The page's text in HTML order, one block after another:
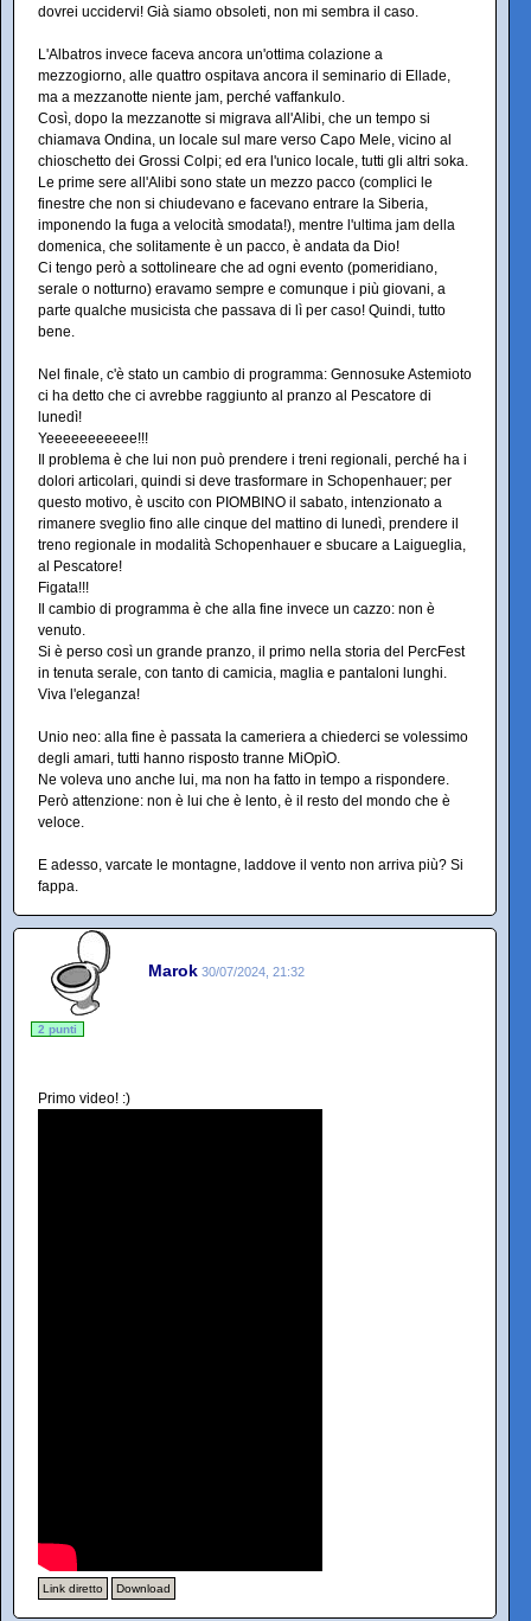
dovrei uccidervi! Già siamo obsoleti, non mi sembra il caso.
L'Albatros invece faceva ancora un'ottima colazione a
mezzogiorno, alle quattro ospitava ancora il seminario di Ellade,
ma a mezzanotte niente jam, perché vaffankulo.
Così, dopo la mezzanotte si migrava all'Alibi, che un tempo si
chiamava Ondina, un locale sul mare verso Capo Mele, vicino al
chioschetto dei Grossi Colpi; ed era l'unico locale, tutti gli altri soka.
Le prime sere all'Alibi sono state un mezzo pacco (complici le
finestre che non si chiudevano e facevano entrare la Siberia,
imponendo la fuga a velocità smodata!), mentre l'ultima jam della
domenica, che solitamente è un pacco, è andata da Dio!
Ci tengo però a sottolineare che ad ogni evento (pomeridiano,
serale o notturno) eravamo sempre e comunque i più giovani, a
parte qualche musicista che passava di lì per caso! Quindi, tutto
bene.
Nel finale, c'è stato un cambio di programma: Gennosuke Astemioto
ci ha detto che ci avrebbe raggiunto al pranzo al Pescatore di
lunedì!
Yeeeeeeeeeee!!!
Il problema è che lui non può prendere i treni regionali, perché ha i
dolori articolari, quindi si deve trasformare in Schopenhauer; per
questo motivo, è uscito con PIOMBINO il sabato, intenzionato a
rimanere sveglio fino alle cinque del mattino di lunedì, prendere il
treno regionale in modalità Schopenhauer e sbucare a Laigueglia,
al Pescatore!
Figata!!!
Il cambio di programma è che alla fine invece un cazzo: non è
venuto.
Si è perso così un grande pranzo, il primo nella storia del PercFest
in tenuta serale, con tanto di camicia, maglia e pantaloni lunghi.
Viva l'eleganza!
Unio neo: alla fine è passata la cameriera a chiederci se volessimo
degli amari, tutti hanno risposto tranne MiOpìO.
Ne voleva uno anche lui, ma non ha fatto in tempo a rispondere.
Però attenzione: non è lui che è lento, è il resto del mondo che è
veloce.
E adesso, varcate le montagne, laddove il vento non arriva più? Si
fappa.
Marok 30/07/2024, 21:32
2 punti
Primo video! :)
Link diretto Download